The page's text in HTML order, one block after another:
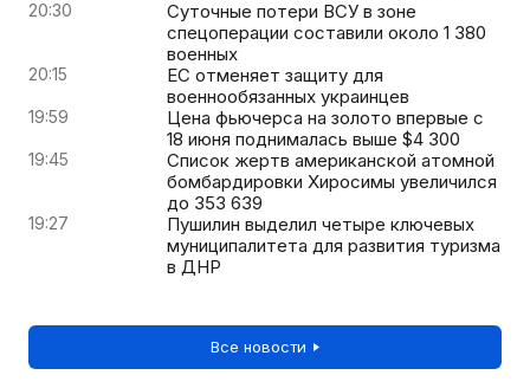
20:30
Суточные потери ВСУ в зоне
спецоперации составили около 1 380
военных
20:15
ЕС отменяет защиту для
военнообязанных украинцев
19:59
Цена фьючерса на золото впервые с
18 июня поднималась выше $4 300
19:45
Список жертв американской атомной
бомбардировки Хиросимы увеличился
до 353 639
19:27
Пушилин выделил четыре ключевых
муниципалитета для развития туризма
в ДНР
Все новости